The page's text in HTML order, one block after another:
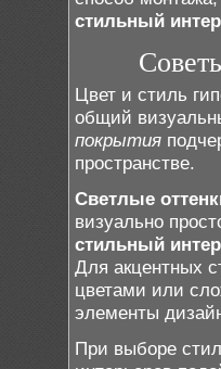
стильный
Цвет и стиль
общий
покрытия
пространстве.
Светлые
визуально
стильный
Для акцентных
цветами или
элементы
При выборе